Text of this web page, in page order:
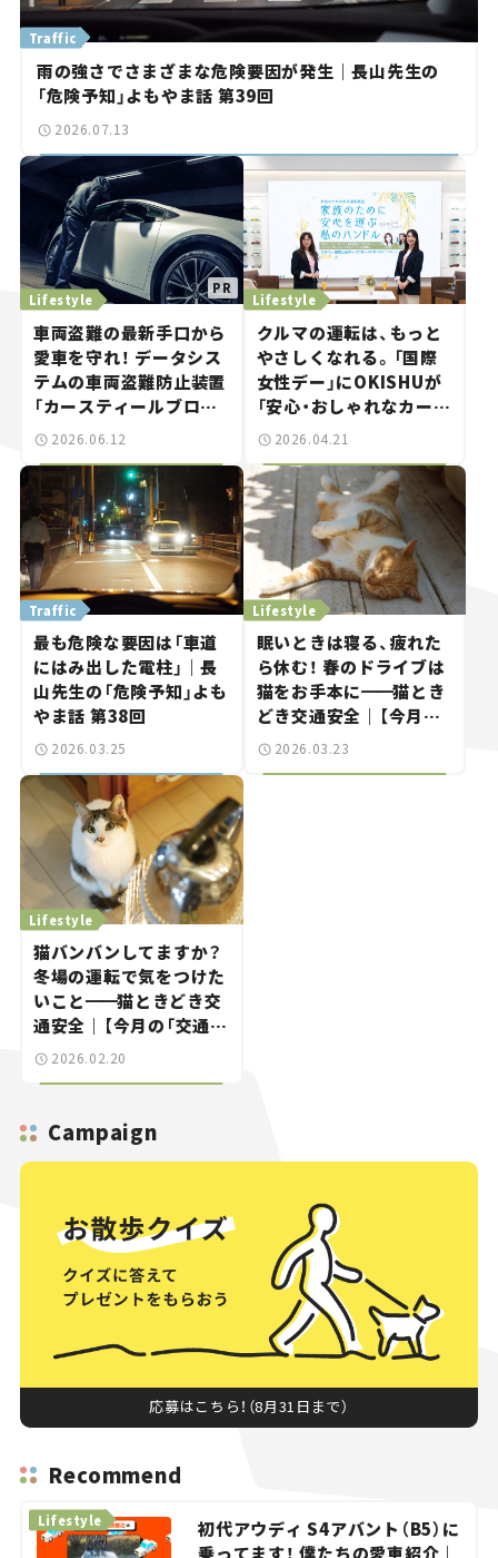
Traffic
雨の強さでさまざまな危険要因が発生｜長山先生の
「危険予知」よもやま話 第39回
2026.07.13
Lifestyle
車両盗難の最新手口から
愛車を守れ！ データシス
テムの車両盗難防止装置
「カースティールブロッ
カーSOS820」は“ゲー
スゴイやつ。
2026.06.12
Lifestyle
クルマの運転は、もっと
やさしくなれる。「国際
女性デー」にOKISHUが
「安心・おしゃれなカーラ
イフセミナー」を開催！
2026.04.21
Traffic
最も危険な要因は「車道
にはみ出した電柱」｜長
山先生の「危険予知」よも
やま話 第38回
2026.03.25
Lifestyle
眠いときは寝る、疲れた
ら休む！ 春のドライブは
猫をお手本に━━猫とき
どき交通安全｜【今月の
「交通まにゃ～」Vol.9】
2026.03.23
Lifestyle
猫バンバンしてますか？
冬場の運転で気をつけた
いこと━━猫ときどき交
通安全｜【今月の「交通ま
にゃ～」Vol.8】
2026.02.20
Campaign
応募はこちら！（8月31日まで）
Recommend
初代アウディ S4アバント（B5）に
乗ってます！ 僕たちの愛車紹介｜
Lifestyle